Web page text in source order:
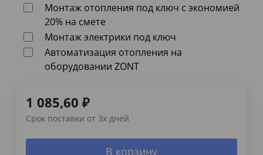
Монтаж отопления под ключ с экономией
20% на смете
Монтаж электрики под ключ
Автоматизация отопления на
оборудовании ZONT
1 085,60 ₽
Срок поставки от 3х дней
В корзину